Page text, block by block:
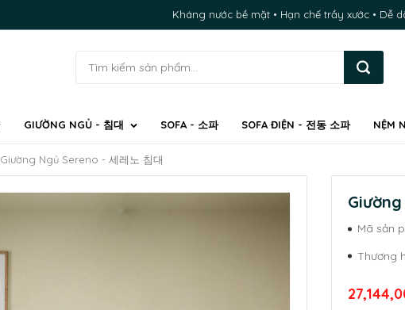
Kháng nước bề mặt • Hạn chế trầy xước • Dễ
GIƯỜNG NGỦ - 침대 SOFA - 소파 SOFA ĐIỆN - 전동 소파 NỆM
Giường Ngủ Sereno - 세레노 침대
Mã sản
Thương